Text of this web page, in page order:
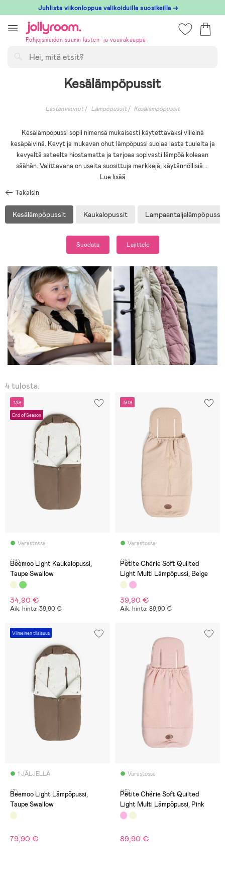
till
innehållet
Juhlista viikonloppua valikoiduilla suosikeilla →
Pohjoismaiden suurin lasten- ja vauvakauppa
Kesälämpöpussit
Lastenvaunut Lämpöpussit Kesälämpöpussit
Kesälämpöpussi sopii nimensä mukaisesti käytettäväksi viileinä
kesäpäivinä. Kevyt ja mukavan ohut lämpöpussi suojaa lasta tuulelta ja
kevyeltä sateelta hiostamatta ja tarjoaa sopivasti lämpöä koleaan
säähän. Valittavana on useita suosittuja merkkejä, käytännöllisiä...
Lue lisää
Takaisin
Kesälämpöpussit Kaukalopussit Lampaantaljalämpöpussit
Suodata Lajittele
4 tulosta.
-13%
End of Season
Varastossa
(13)
Beemoo Light Kaukalopussi,
Taupe Swallow
34,90 €
Aik. hinta: 39,90 €
-56%
Varastossa
(15)
Petite Chérie Soft Quilted
Light Multi Lämpöpussi, Beige
39,90 €
Aik. hinta: 89,90 €
Viimeinen tilaisuus
1 JÄLJELLÄ
(7)
Beemoo Light Lämpöpussi,
Taupe Swallow
79,90 €
Varastossa
(15)
Petite Chérie Soft Quilted
Light Multi Lämpöpussi, Pink
89,90 €